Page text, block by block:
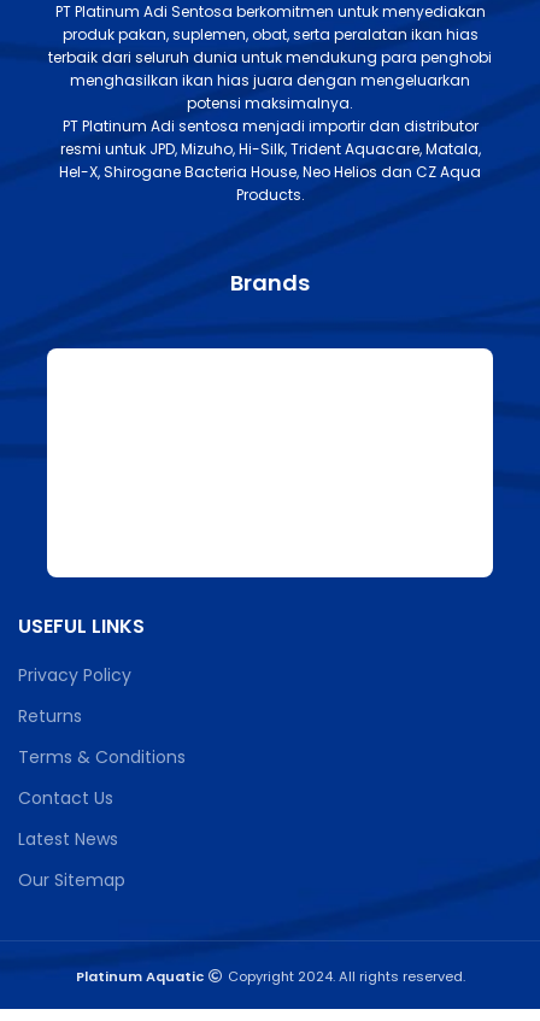
PT Platinum Adi Sentosa berkomitmen untuk menyediakan
produk pakan, suplemen, obat, serta peralatan ikan hias
terbaik dari seluruh dunia untuk mendukung para penghobi
menghasilkan ikan hias juara dengan mengeluarkan
potensi maksimalnya.
PT Platinum Adi sentosa menjadi importir dan distributor
resmi untuk JPD, Mizuho, Hi-Silk, Trident Aquacare, Matala,
Hel-X, Shirogane Bacteria House, Neo Helios dan CZ Aqua
Products.
Brands
USEFUL LINKS
Privacy Policy
Returns
Terms & Conditions
Contact Us
Latest News
Our Sitemap
Platinum Aquatic Copyright 2024. All rights reserved.